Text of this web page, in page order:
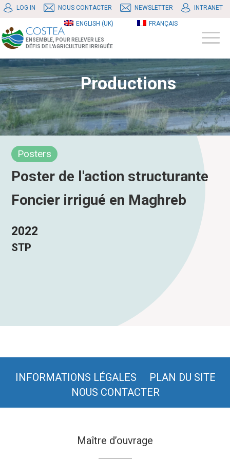
LOG IN NOUS CONTACTER NEWSLETTER INTRANET
ENGLISH (UK) FRANÇAIS
ENSEMBLE, POUR RELEVER LES
DÉFIS DE L'AGRICULTURE IRRIGUÉE
Productions
Posters
Poster de l'action structurante
Foncier irrigué en Maghreb
2022
STP
INFORMATIONS LÉGALES
PLAN DU SITE
NOUS CONTACTER
Maître d’ouvrage